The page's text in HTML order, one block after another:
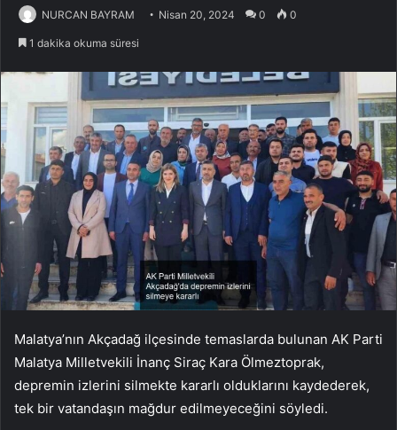
NURCAN BAYRAM Nisan 20, 2024 0 0
1 dakika okuma süresi
Malatya’nın Akçadağ ilçesinde temaslarda bulunan AK Parti
Malatya Milletvekili İnanç Siraç Kara Ölmeztoprak,
depremin izlerini silmekte kararlı olduklarını kaydederek,
tek bir vatandaşın mağdur edilmeyeceğini söyledi.